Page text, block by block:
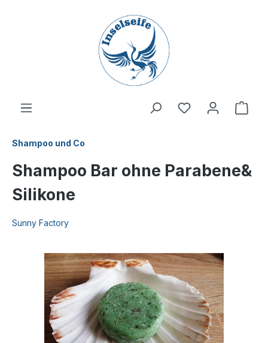
Shampoo und Co
Shampoo Bar ohne Parabene&
Silikone
Sunny Factory